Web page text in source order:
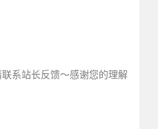
系站长反馈～感谢您的理解